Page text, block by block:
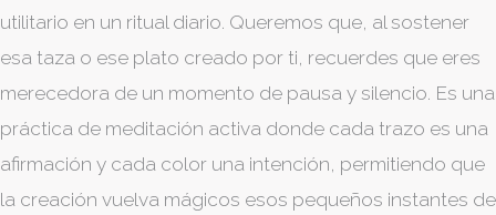
utilitario en un ritual diario. Queremos que, al sostener
esa taza o ese plato creado por ti, recuerdes que eres
merecedora de un momento de pausa y silencio. Es una
práctica de meditación activa donde cada trazo es una
afirmación y cada color una intención, permitiendo que
la creación vuelva mágicos esos pequeños instantes de